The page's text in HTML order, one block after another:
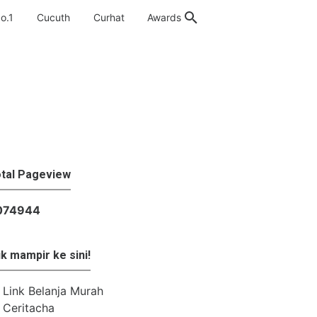
Cucuth Curhat Awards
Pageview
74944
mampir ke sini!
Link Belanja Murah
Ceritacha